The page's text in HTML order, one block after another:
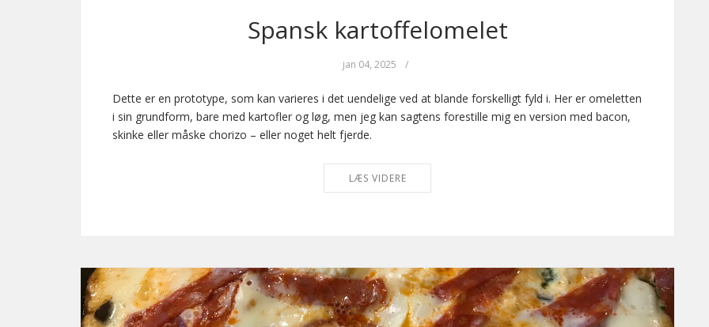
Spansk kartoffelomelet
jan 04, 2025 /
Dette er en prototype, som kan varieres i det uendelige ved at blande forskelligt fyld i. Her er omeletten
i sin grundform, bare med kartofler og løg, men jeg kan sagtens forestille mig en version med bacon,
skinke eller måske chorizo – eller noget helt fjerde.
LÆS VIDERE